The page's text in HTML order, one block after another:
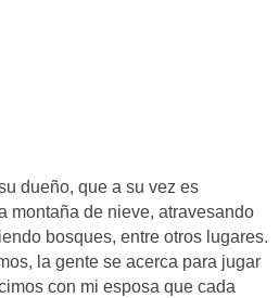
dueño, que a su vez es
montaña de nieve, atravesando
bosques, entre otros lugares.
la gente se acerca para jugar
con mi esposa que cada